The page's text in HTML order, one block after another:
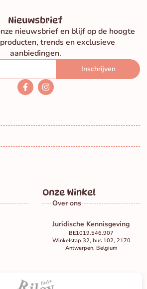
Nieuwsbrief
nieuwsbrief en blijf op de hoogte
trends en exclusieve
aanbiedingen.
Inschrijven
Onze Winkel
Over ons
Juridische Kennisgeving
BE1019.546.907
Winkelstap 32, bus 102, 2170
Antwerpen, Belgium